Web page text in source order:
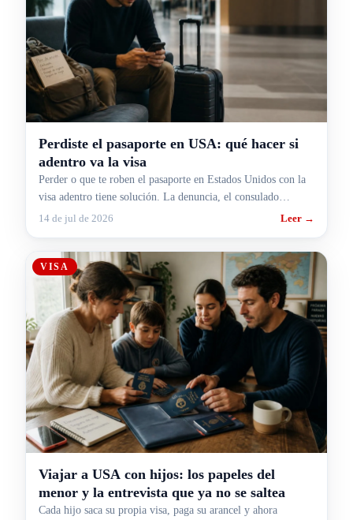
Perdiste el pasaporte en USA: qué hacer si
adentro va la visa
Perder o que te roben el pasaporte en Estados Unidos con la
visa adentro tiene solución. La denuncia, el consulado
argentino y la visa nueva, en orden.
14 de jul de 2026 Leer →
VISA
Viajar a USA con hijos: los papeles del
menor y la entrevista que ya no se saltea
Cada hijo saca su propia visa, paga su arancel y ahora